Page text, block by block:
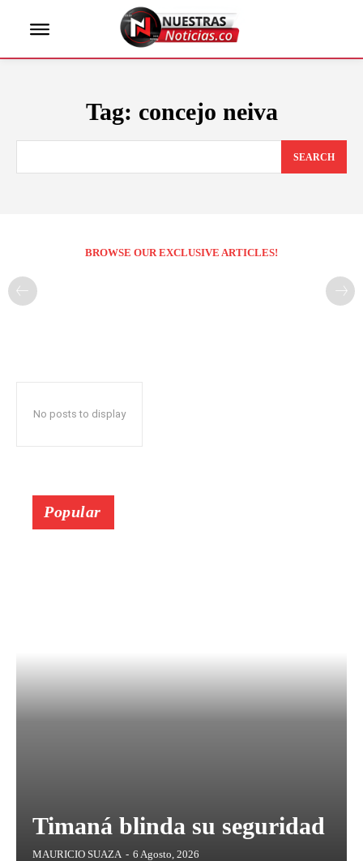
Tag: concejo neiva
SEARCH
BROWSE OUR EXCLUSIVE ARTICLES!
No posts to display
Popular
Timaná blinda su seguridad
MAURICIO SUAZA - 6 Agosto, 2026